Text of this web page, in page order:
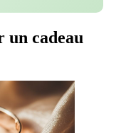
un cadeau